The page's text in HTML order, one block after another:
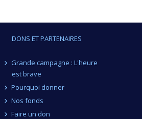
DONS ET PARTENAIRES
Grande campagne : L'heure
est brave
Pourquoi donner
Nos fonds
Faire un don